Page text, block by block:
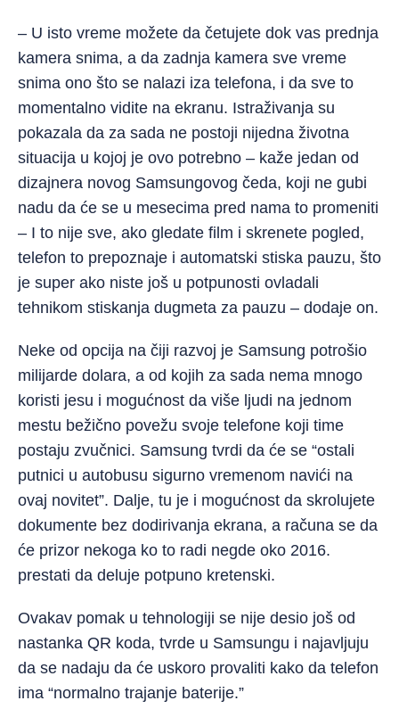
– U isto vreme možete da četujete dok vas prednja
kamera snima, a da zadnja kamera sve vreme
snima ono što se nalazi iza telefona, i da sve to
momentalno vidite na ekranu. Istraživanja su
pokazala da za sada ne postoji nijedna životna
situacija u kojoj je ovo potrebno – kaže jedan od
dizajnera novog Samsungovog čeda, koji ne gubi
nadu da će se u mesecima pred nama to promeniti
– I to nije sve, ako gledate film i skrenete pogled,
telefon to prepoznaje i automatski stiska pauzu, što
je super ako niste još u potpunosti ovladali
tehnikom stiskanja dugmeta za pauzu – dodaje on.
Neke od opcija na čiji razvoj je Samsung potrošio
milijarde dolara, a od kojih za sada nema mnogo
koristi jesu i mogućnost da više ljudi na jednom
mestu bežično povežu svoje telefone koji time
postaju zvučnici. Samsung tvrdi da će se “ostali
putnici u autobusu sigurno vremenom navići na
ovaj novitet”. Dalje, tu je i mogućnost da skrolujete
dokumente bez dodirivanja ekrana, a računa se da
će prizor nekoga ko to radi negde oko 2016.
prestati da deluje potpuno kretenski.
Ovakav pomak u tehnologiji se nije desio još od
nastanka QR koda, tvrde u Samsungu i najavljuju
da se nadaju da će uskoro provaliti kako da telefon
ima “normalno trajanje baterije.”